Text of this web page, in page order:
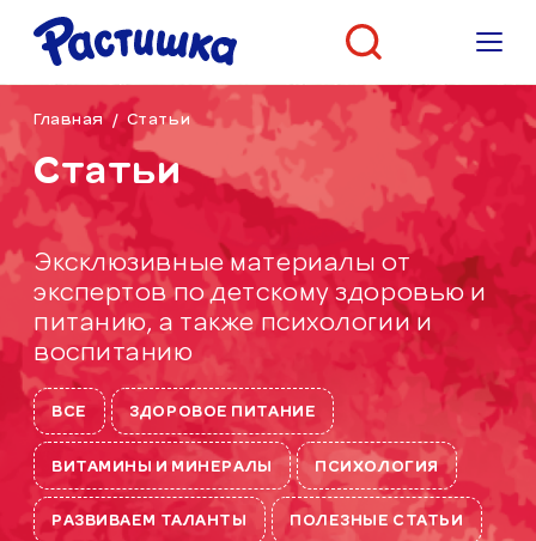
Главная / Статьи
Статьи
Эксклюзивные материалы от
экспертов по детскому здоровью и
питанию, а также психологии и
воспитанию
ВСЕ ЗДОРОВОЕ ПИТАНИЕ
ВИТАМИНЫ И МИНЕРАЛЫ ПСИХОЛОГИЯ
РАЗВИВАЕМ ТАЛАНТЫ ПОЛЕЗНЫЕ СТАТЬИ